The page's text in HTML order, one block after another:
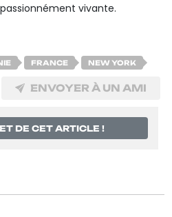
vivante.
FRANCE NEW YORK
ENVOYER À UN AMI
DE CET ARTICLE !